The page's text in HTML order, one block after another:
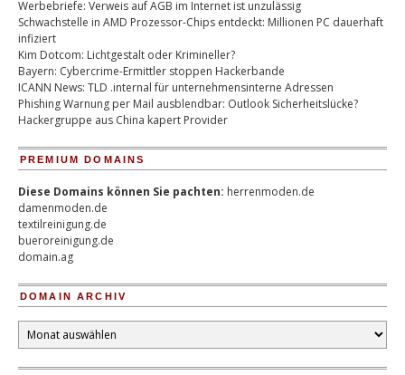
Werbebriefe: Verweis auf AGB im Internet ist unzulässig
Schwachstelle in AMD Prozessor-Chips entdeckt: Millionen PC dauerhaft
infiziert
Kim Dotcom: Lichtgestalt oder Krimineller?
Bayern: Cybercrime-Ermittler stoppen Hackerbande
ICANN News: TLD .internal für unternehmensinterne Adressen
Phishing Warnung per Mail ausblendbar: Outlook Sicherheitslücke?
Hackergruppe aus China kapert Provider
PREMIUM DOMAINS
Diese Domains können Sie pachten: herrenmoden.de
damenmoden.de
textilreinigung.de
bueroreinigung.de
domain.ag
DOMAIN ARCHIV
Domain
Archiv